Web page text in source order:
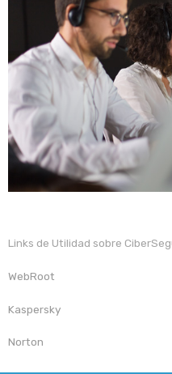
Links de Utilidad sobre
WebRoot
Kaspersky
Norton